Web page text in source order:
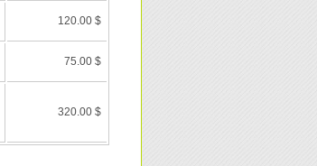
120.00 $
75.00 $
320.00 $